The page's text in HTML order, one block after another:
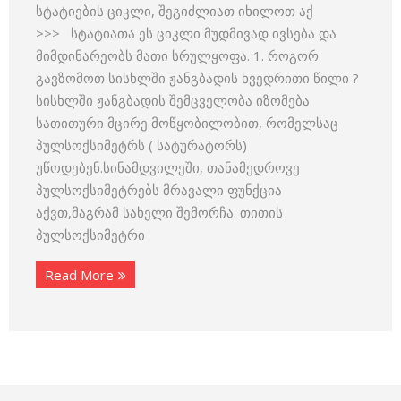
სტატიების ციკლი, შეგიძლიათ იხილოთ აქ
>>> სტატიათა ეს ციკლი მუდმივად ივსება და
მიმდინარეობს მათი სრულყოფა. 1. როგორ
გავზომოთ სისხლში ჟანგბადის ხვედრითი წილი ?
სისხლში ჟანგბადის შემცველობა იზომება
სათითური მცირე მოწყობილობით, რომელსაც
პულსოქსიმეტრს ( სატურატორს)
უწოდებენ.სინამდვილეში, თანამედროვე
პულსოქსიმეტრებს მრავალი ფუნქცია
აქვთ,მაგრამ სახელი შემორჩა. თითის
პულსოქსიმეტრი
Read More